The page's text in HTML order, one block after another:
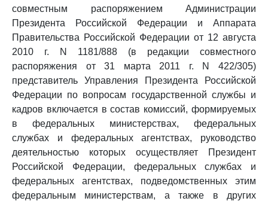
совместным распоряжением Администрации
Президента Российской Федерации и Аппарата
Правительства Российской Федерации от 12 августа
2010 г. N 1181/888 (в редакции совместного
распоряжения от 31 марта 2011 г. N 422/305)
представитель Управления Президента Российской
Федерации по вопросам государственной службы и
кадров включается в состав комиссий, формируемых
в федеральных министерствах, федеральных
службах и федеральных агентствах, руководство
деятельностью которых осуществляет Президент
Российской Федерации, федеральных службах и
федеральных агентствах, подведомственных этим
федеральным министерствам, а также в других